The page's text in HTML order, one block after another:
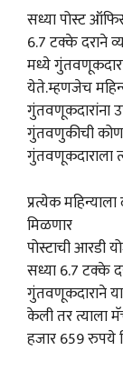
सध्या पोस्ट
6.7 टक्के दराने
मध्ये
येते.म्हणजेच
गुंतवणूकदारांना
गुंतवणुकीची
गुंतवणूकदाराला
प्रत्येक
मिळणार
पोस्टाची आरडी
सध्या 6.7 टक्के
गुंतवणूकदाराने
केली तर त्याला
हजार 659 रुपये